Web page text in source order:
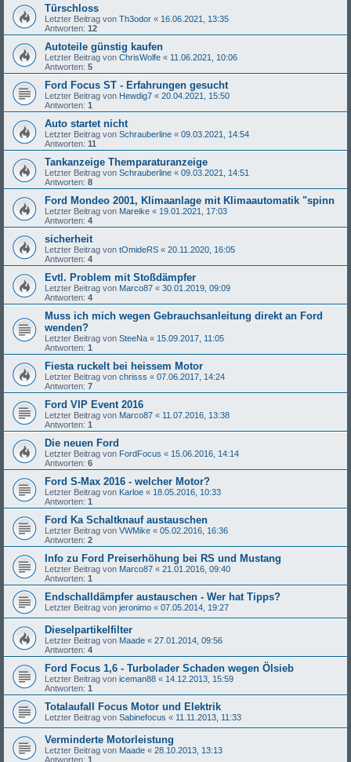
Türschloss
Letzter Beitrag von Th3odor « 16.06.2021, 13:35
Antworten: 12
Autoteile günstig kaufen
Letzter Beitrag von ChrisWolfe « 11.06.2021, 10:06
Antworten: 5
Ford Focus ST - Erfahrungen gesucht
Letzter Beitrag von Hewdig7 « 20.04.2021, 15:50
Antworten: 1
Auto startet nicht
Letzter Beitrag von Schrauberline « 09.03.2021, 14:54
Antworten: 11
Tankanzeige Themparaturanzeige
Letzter Beitrag von Schrauberline « 09.03.2021, 14:51
Antworten: 8
Ford Mondeo 2001, Klimaanlage mit Klimaautomatik "spinn
Letzter Beitrag von Mareike « 19.01.2021, 17:03
Antworten: 4
sicherheit
Letzter Beitrag von tOmideRS « 20.11.2020, 16:05
Antworten: 4
Evtl. Problem mit Stoßdämpfer
Letzter Beitrag von Marco87 « 30.01.2019, 09:09
Antworten: 4
Muss ich mich wegen Gebrauchsanleitung direkt an Ford
wenden?
Letzter Beitrag von SteeNa « 15.09.2017, 11:05
Antworten: 1
Fiesta ruckelt bei heissem Motor
Letzter Beitrag von chrisss « 07.06.2017, 14:24
Antworten: 7
Ford VIP Event 2016
Letzter Beitrag von Marco87 « 11.07.2016, 13:38
Antworten: 1
Die neuen Ford
Letzter Beitrag von FordFocus « 15.06.2016, 14:14
Antworten: 6
Ford S-Max 2016 - welcher Motor?
Letzter Beitrag von Karloe « 18.05.2016, 10:33
Antworten: 1
Ford Ka Schaltknauf austauschen
Letzter Beitrag von VWMike « 05.02.2016, 16:36
Antworten: 2
Info zu Ford Preiserhöhung bei RS und Mustang
Letzter Beitrag von Marco87 « 21.01.2016, 09:40
Antworten: 1
Endschalldämpfer austauschen - Wer hat Tipps?
Letzter Beitrag von jeronimo « 07.05.2014, 19:27
Dieselpartikelfilter
Letzter Beitrag von Maade « 27.01.2014, 09:56
Antworten: 4
Ford Focus 1,6 - Turbolader Schaden wegen Ölsieb
Letzter Beitrag von iceman88 « 14.12.2013, 15:59
Antworten: 1
Totalaufall Focus Motor und Elektrik
Letzter Beitrag von Sabinefocus « 11.11.2013, 11:33
Verminderte Motorleistung
Letzter Beitrag von Maade « 28.10.2013, 13:13
Antworten: 1